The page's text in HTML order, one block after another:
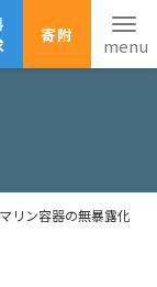
寄附
広報刊行物
リン容器の無暴露化